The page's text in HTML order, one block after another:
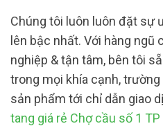
Chúng tôi luôn luôn đặt sự
lên bậc nhất. Với hàng ngũ
nghiệp & tận tâm, bên tôi
trong mọi khía cạnh,
sản phẩm tới chỉ dẫn giao
tang giá rẻ Chợ cầu số 1 TP